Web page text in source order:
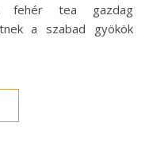
fehér tea gazdag
a szabad gyökök